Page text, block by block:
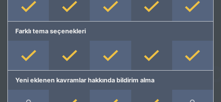
Farklı tema seçenekleri
Yeni eklenen kavramlar hakkında bildirim alma